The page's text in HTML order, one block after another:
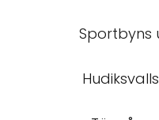
Sportbyns